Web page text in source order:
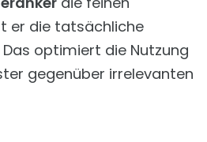
er die tatsächliche
optimiert die Nutzung
gegenüber irrelevanten